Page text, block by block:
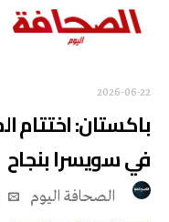
2026-06-22
باكستان: اختتام
في سويسرا بنجاح